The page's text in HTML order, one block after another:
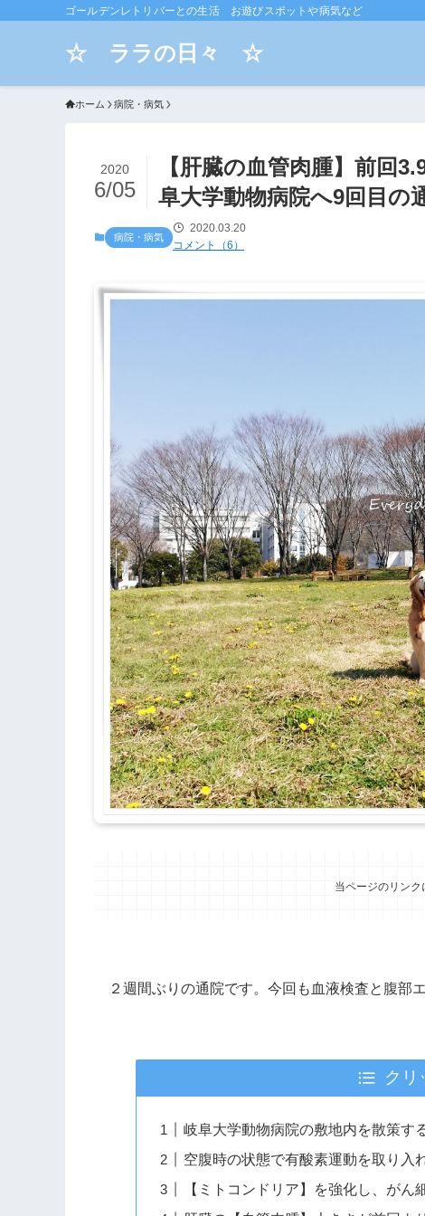
ゴールデンレトリバーとの生活 お遊びスポットや病気など
☆ ララの日々 ☆
ホーム 病院・病気
【肝臓の血管肉腫】前回
阜大学動物病院へ9回目の
2020
6/05
病院・病気
2020.03.20
コメント（6）
当ページのリンク
２週間ぶりの通院です。今回も血液検査と腹部
クリ
岐阜大学動物病院の敷地内を散策す
空腹時の状態で有酸素運動を取り入
【ミトコンドリア】を強化し、がん